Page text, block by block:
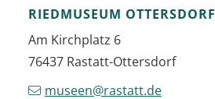
RIEDMUSEUM OTTERSDORF
Am Kirchplatz 6
76437 Rastatt-Ottersdorf
museen@rastatt.de